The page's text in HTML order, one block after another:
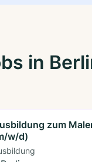
in
zum
w/d)